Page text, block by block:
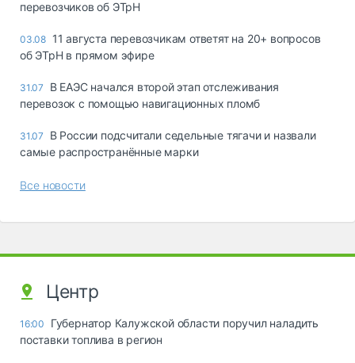
перевозчиков об ЭТрН
03.08 11 августа перевозчикам ответят на 20+ вопросов
об ЭТрН в прямом эфире
31.07
В ЕАЭС начался второй этап отслеживания
перевозок с помощью навигационных пломб
31.07
В России подсчитали седельные тягачи и назвали
самые распространённые марки
Все новости
Центр
16:00
Губернатор Калужской области поручил наладить
поставки топлива в регион